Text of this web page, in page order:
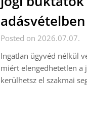
adásvételben
Posted on 2026.07.07.
Ingatlan ügyvéd nélkül
miért elengedhetetlen a
kerülhetsz el szakmai